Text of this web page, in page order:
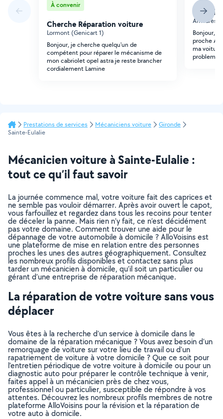
À convenir
Cherche Réparation voiture
Lormont (Genicart 1)
Bonjour, je cherche quelqu'un de
compétent pour réparer le mécanisme de
mon cabriolet opel astra je reste brancher
cordialement Lamine
Ambarès-
Bonjour,
proche
ma
probleme
Prestations de services Mécaniciens voiture
Gironde
Sainte-Eulalie
Mécanicien voiture à Sainte-Eulalie :
tout ce qu’il faut savoir
La journée commence mal, votre voiture fait des caprices et
ne semble pas vouloir démarrer. Après avoir ouvert le capot,
vous farfouillez et regardez dans tous les recoins pour tenter
de déceler la panne. Mais rien n’y fait, ce n’est décidément
pas votre domaine. Comment trouver une aide pour le
dépannage de votre automobile à domicile ? AlloVoisins est
une plateforme de mise en relation entre des personnes
proches les unes des autres géographiquement. Consultez
les nombreux profils disponibles et contactez sans plus
tarder un mécanicien à domicile, qu’il soit un particulier ou
gérant d’une entreprise de réparation mécanique.
La réparation de votre voiture sans vous
déplacer
Vous êtes à la recherche d’un service à domicile dans le
domaine de la réparation mécanique ? Vous avez besoin d’un
remorquage de voiture sur votre lieu de travail ou d’un
rapatriement de voiture à votre domicile ? Que ce soit pour
l’entretien périodique de votre voiture à domicile ou pour un
diagnostic auto pour préparer le contrôle technique à venir,
faites appel à un mécanicien près de chez vous,
professionnel ou particulier, susceptible de répondre à vos
attentes. Découvrez les nombreux profils membres de notre
plateforme AlloVoisins pour la révision et la réparation de
votre auto à domicile.